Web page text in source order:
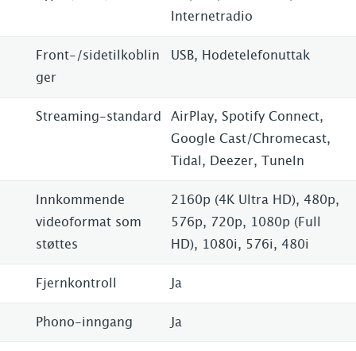
Internetradio
Front-/sidetilkoblin
ger
USB, Hodetelefonuttak
Streaming-standard
AirPlay, Spotify Connect,
Google Cast/Chromecast,
Tidal, Deezer, TuneIn
Innkommende
videoformat som
støttes
2160p (4K Ultra HD), 480p,
576p, 720p, 1080p (Full
HD), 1080i, 576i, 480i
Fjernkontroll Ja
Phono-inngang Ja